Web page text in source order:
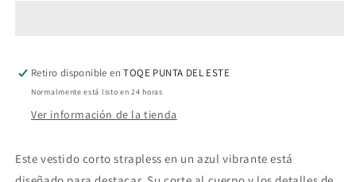
Dress
Dress
Retiro disponible enTOQE PUNTA DEL ESTE
Normalmente está listo en 24 horas
Ver información de la tienda
Este vestido corto strapless en un azul vibrante está